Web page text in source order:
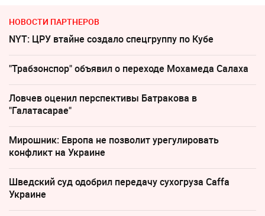
НОВОСТИ ПАРТНЕРОВ
NYT: ЦРУ втайне создало спецгруппу по Кубе
"Трабзонспор" объявил о переходе Мохамеда Салаха
Ловчев оценил перспективы Батракова в
"Галатасарае"
Мирошник: Европа не позволит урегулировать
конфликт на Украине
Шведский суд одобрил передачу сухогруза Caffa
Украине